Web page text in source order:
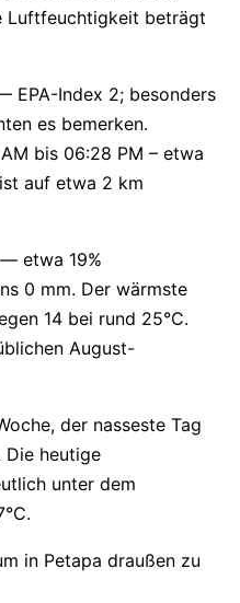
Luftfeuchtigkeit beträgt
EPA-Index 2; besonders
es bemerken.
bis 06:28 PM – etwa
auf etwa 2 km
etwa 19%
0 mm. Der wärmste
14 bei rund 25°C.
August-
der nasseste Tag
Die heutige
unter dem
in Petapa draußen zu